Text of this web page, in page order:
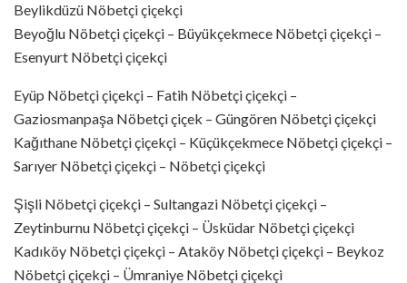
Beylikdüzü Nöbetçi çiçekçi
Beyoğlu Nöbetçi çiçekçi – Büyükçekmece Nöbetçi çiçekçi –
Esenyurt Nöbetçi çiçekçi
Eyüp Nöbetçi çiçekçi – Fatih Nöbetçi çiçekçi –
Gaziosmanpaşa Nöbetçi çiçek – Güngören Nöbetçi çiçekçi
Kağıthane Nöbetçi çiçekçi – Küçükçekmece Nöbetçi çiçekçi –
Sarıyer Nöbetçi çiçekçi – Nöbetçi çiçekçi
Şişli Nöbetçi çiçekçi – Sultangazi Nöbetçi çiçekçi –
Zeytinburnu Nöbetçi çiçekçi – Üsküdar Nöbetçi çiçekçi
Kadıköy Nöbetçi çiçekçi – Ataköy Nöbetçi çiçekçi – Beykoz
Nöbetçi çiçekçi – Ümraniye Nöbetçi çiçekçi